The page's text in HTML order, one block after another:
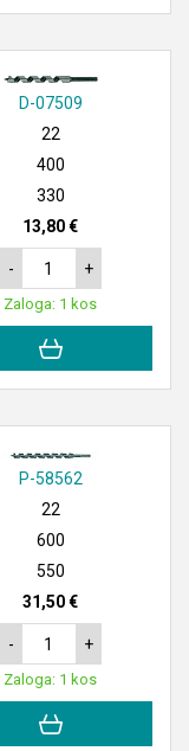
D-07509
22
400
330
13,80 €
- +
Zaloga: 1 kos
P-58562
22
600
550
31,50 €
- +
Zaloga: 1 kos